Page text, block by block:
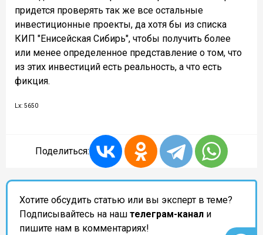
придется проверять так же все остальные
инвестиционные проекты, да хотя бы из списка
КИП "Енисейская Сибирь", чтобы получить более
или менее определенное представление о том, что
из этих инвестиций есть реальность, а что есть
фикция.
Lx: 5650
Поделиться:
Хотите обсудить статью или вы эксперт в теме?
Подписывайтесь на наш телеграм-канал и
пишите нам в комментариях!